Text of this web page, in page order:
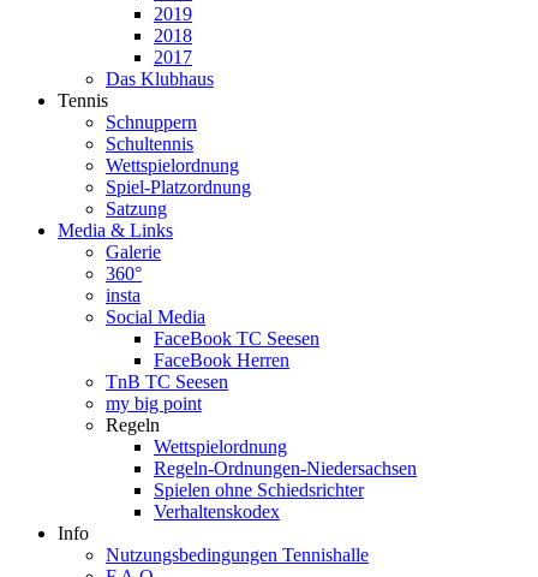
2019
2018
2017
Das Klubhaus
Tennis
Schnuppern
Schultennis
Wettspielordnung
Spiel-Platzordnung
Satzung
Media & Links
Galerie
360°
insta
Social Media
FaceBook TC Seesen
FaceBook Herren
TnB TC Seesen
my big point
Regeln
Wettspielordnung
Regeln-Ordnungen-Niedersachsen
Spielen ohne Schiedsrichter
Verhaltenskodex
Info
Nutzungsbedingungen Tennishalle